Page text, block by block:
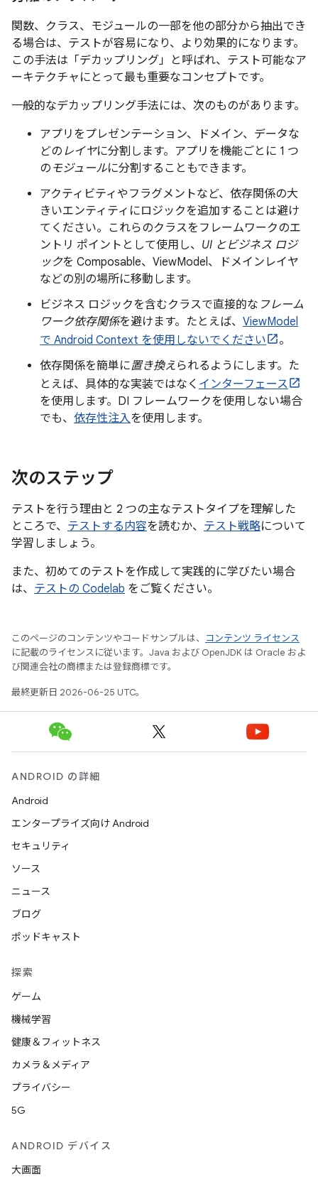
関数、クラス、モジュールの一部を他の部分から抽出でき
る場合は、テストが容易になり、より効果的になります。
この手法は「デカップリング」と呼ばれ、テスト可能なア
ーキテクチャにとって最も重要なコンセプトです。
一般的なデカップリング手法には、次のものがあります。
アプリをプレゼンテーション、ドメイン、データな
どの レイヤに分割します。アプリを機能ごとに 1 つ
の モジュールに分割することもできます。
アクティビティやフラグメントなど、依存関係の大
きいエンティティにロジックを追加することは避け
てください。これらのクラスをフレームワークのエ
ントリ ポイントとして使用し、 UI とビジネス ロジ
ックを Composable、ViewModel、ドメインレイヤ
などの別の場所に移動します。
ビジネス ロジックを含むクラスで直接的な フレーム
ワーク依存関係を避けます。たとえば、 ViewModel
で Android Context を使用しないでください
。
依存関係を簡単に置き換えられるようにします。た
とえば、具体的な実装ではなく インターフェース
を使用します。DI フレームワークを使用しない場合
でも、 依存性注入を使用します。
次のステップ
テストを行う理由と 2 つの主なテストタイプを理解した
ところで、 テストする内容を読むか、 テスト戦略について
学習しましょう。
また、初めてのテストを作成して実践的に学びたい場合
は、 テストの Codelab をご覧ください。
このページのコンテンツやコードサンプルは、
コンテンツ ライセンス
に記載のライセンスに従います。Java および OpenJDK は Oracle およ
び関連会社の商標または登録商標です。
最終更新日 2026-06-25 UTC。
ANDROID の詳細
Android
エンタープライズ向け Android
セキュリティ
ソース
ニュース
ブログ
ポッドキャスト
探索
ゲーム
機械学習
健康＆フィットネス
カメラ＆メディア
プライバシー
5G
ANDROID デバイス
大画面